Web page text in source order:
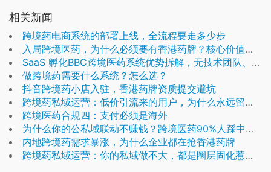
相关新闻
跨境药电商系统的部署上线，全流程要走多少步
入局跨境医药，为什么必须要有香港药牌？核心价值解析
SaaS 孵化BBC跨境医药系统优势拆解，无技术团队、低成本快速启动CC直邮业务
做跨境药需要什么系统？怎么选？
抖音跨境药小店入驻，香港药牌资质提交避坑
跨境药私域运营：低价引流来的用户，为什么永远留不住？
跨境医药合规四：支付必须是海外
为什么你的公私域联动不赚钱？跨境医药90%人踩中的落地误区
内地跨境药需求暴涨，为什么企业都在抢香港药牌
跨境药私域运营：你的私域做不大，都是圈层固化惹的祸